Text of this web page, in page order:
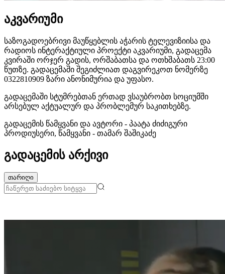
აკვარიუმი
საზოგადოებრივი მაუწყებლის აჭარის ტელევიზიისა და
რადიოს ინტერაქტიული პროექტი აკვარიუმი, გადაცემა
კვირაში ორჯერ გადის, ორშაბათსა და ოთხშაბათს 23:00
წუთზე. გადაცემაში შეგიძლიათ დაგვირეკოთ ნომერზე
0322810909 ზარი ანონიმურია და უფასო.
გადაცემაში სტუმრებთან ერთად ვსაუბრობთ სოციუმში
არსებულ აქტუალურ და პრობლემურ საკითხებზე.
გადაცემის წამყვანი და ავტორი - პაატა ძიძიგური
პროდიუსერი, წამყვანი - თამარ შაშიკაძე
გადაცემის არქივი
თარიღი